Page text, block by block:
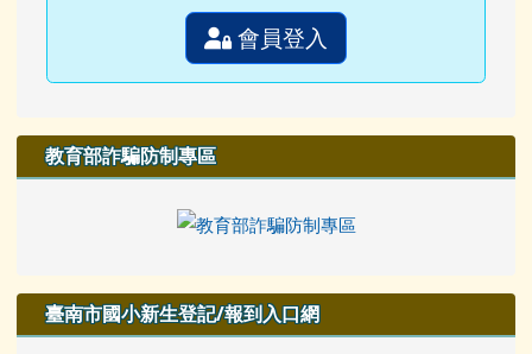
會員登入
教育部詐騙防制專區
臺南市國小新生登記/報到入口網